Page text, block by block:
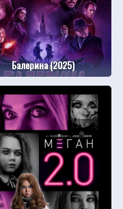
Балерина (2025)